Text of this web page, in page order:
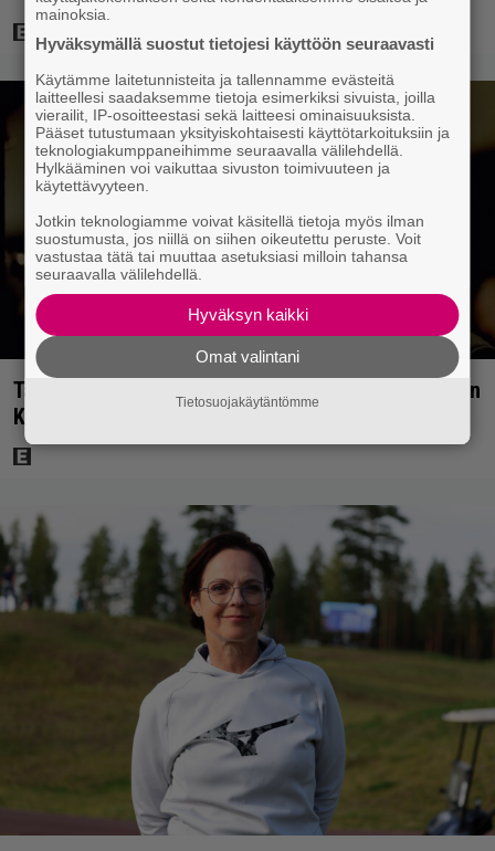
Tänään tv:ssä: Loistoleffa vuodelta 1999 – Stephen
King ja Tom Hanks laadun takeina
mainoksia.
Hyväksymällä suostut tietojesi käyttöön seuraavasti
Käytämme laitetunnisteita ja tallennamme evästeitä
laitteellesi saadaksemme tietoja esimerkiksi sivuista, joilla
vierailit, IP-osoitteestasi sekä laitteesi ominaisuuksista.
Pääset tutustumaan yksityiskohtaisesti käyttötarkoituksiin ja
teknologiakumppaneihimme seuraavalla välilehdellä.
Hylkääminen voi vaikuttaa sivuston toimivuuteen ja
käytettävyyteen.
Jotkin teknologiamme voivat käsitellä tietoja myös ilman
suostumusta, jos niillä on siihen oikeutettu peruste. Voit
vastustaa tätä tai muuttaa asetuksiasi milloin tahansa
seuraavalla välilehdellä.
Hyväksyn kaikki
Omat valintani
Tietosuojakäytäntömme